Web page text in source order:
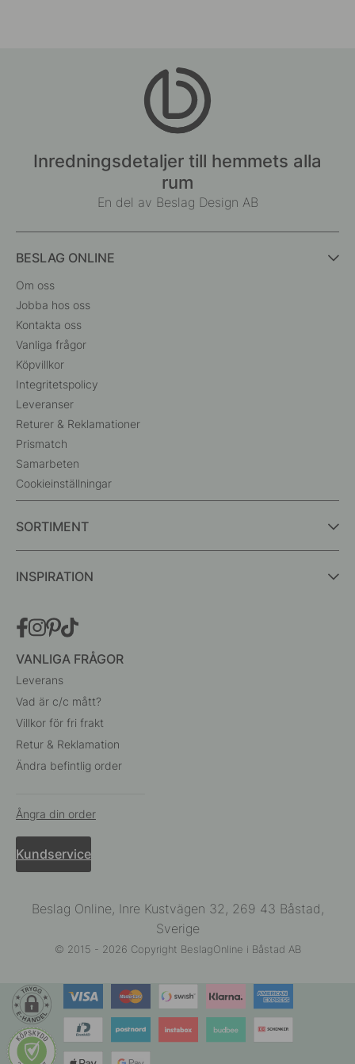
Inredningsdetaljer till hemmets alla
rum
En del av Beslag Design AB
BESLAG ONLINE
Om oss
Jobba hos oss
Kontakta oss
Vanliga frågor
Köpvillkor
Integritetspolicy
Leveranser
Returer & Reklamationer
Prismatch
Samarbeten
Cookieinställningar
SORTIMENT
INSPIRATION
VANLIGA FRÅGOR
Leverans
Vad är c/c mått?
Villkor för fri frakt
Retur & Reklamation
Ändra befintlig order
Ångra din order
Kundservice
Beslag Online, Inre Kustvägen 32, 269 43 Båstad,
Sverige
© 2015 - 2026 Copyright BeslagOnline i Båstad AB